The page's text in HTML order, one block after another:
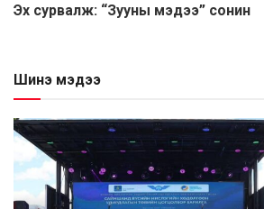
Эх сурвалж: “Зууны мэдээ” сонин
Шинэ мэдээ